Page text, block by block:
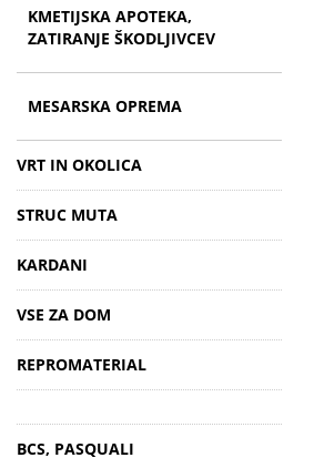
KMETIJSKA APOTEKA,
ZATIRANJE ŠKODLJIVCEV
MESARSKA OPREMA
VRT IN OKOLICA
STRUC MUTA
KARDANI
VSE ZA DOM
REPROMATERIAL
BCS, PASQUALI